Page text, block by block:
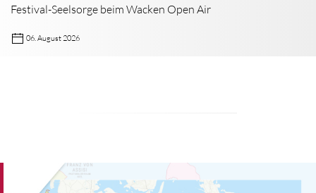
Festival-Seelsorge beim Wacken Open Air
06. August 2026